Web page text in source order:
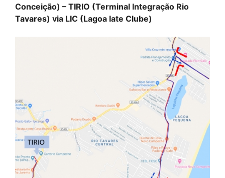
Conceição) – TIRIO (Terminal Integração Rio
Tavares) via LIC (Lagoa Iate Clube)